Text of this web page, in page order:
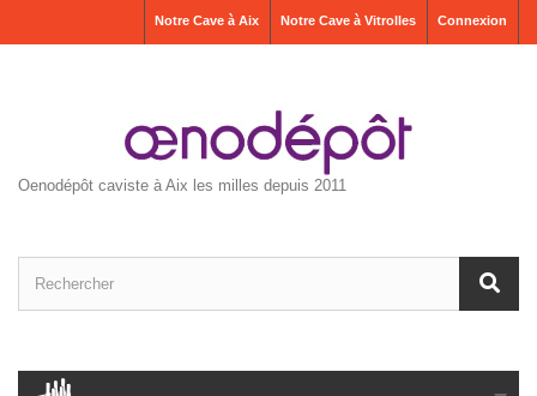
Connexion
Notre Cave à Vitrolles
Notre Cave à Aix
Oenodépôt caviste à Aix les milles depuis 2011